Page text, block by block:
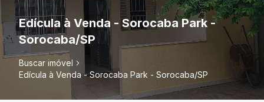
Edícula à Venda - Sorocaba Park -
Sorocaba/SP
Buscar imóvel
Edícula à Venda - Sorocaba Park - Sorocaba/SP